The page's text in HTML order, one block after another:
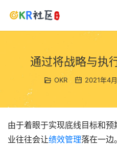
通过将战略与执
OKR 2021年4
由于着眼于实现底线目标和
业往往会让绩效管理落在一边